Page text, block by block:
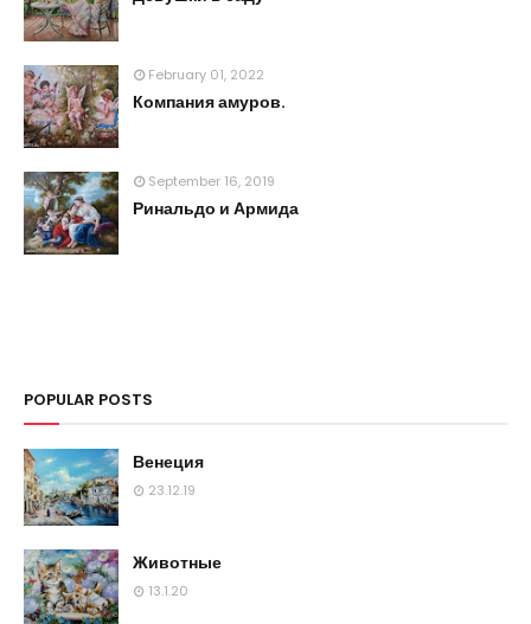
February 01, 2022
Компания амуров.
September 16, 2019
Ринальдо и Армида
POPULAR POSTS
Венеция
23.12.19
Животные
13.1.20